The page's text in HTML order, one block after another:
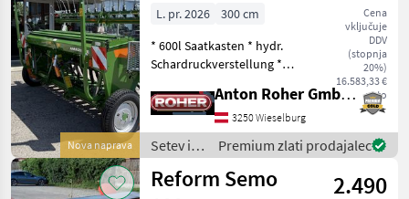
Nova naprava
Cena
vključuje
DDV
(stopnja
20%)
16.583,33 €
neto
L. pr. 2026
300 cm
* 600l Saatkasten * hydr.
Schardruckverstellung *
Exaktstriegel mit
verstellbarem Anbausatz *
Fahrgassenschaltung *
Amalog Terminal * Beleu
Anton Roher GmbH (ACA Center Roher)
3250 Wieselburg
Setev in
nega /
Amazone
Premium zlati prodajalec
Reform Semo
2.490